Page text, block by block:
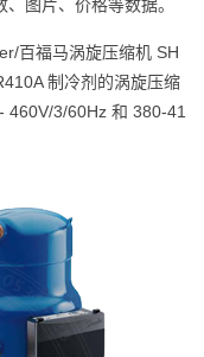
图片、价格等数据。
百福马涡旋压缩机 SH
制冷剂的涡旋压缩
460V/3/60Hz 和 380-41